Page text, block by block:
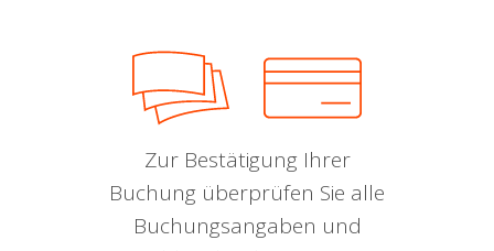
Zur Bestätigung Ihrer
Buchung überprüfen Sie alle
Buchungsangaben und